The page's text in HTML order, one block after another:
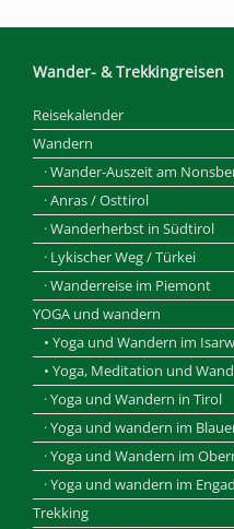
Wander- & Trekkingreisen
Reisekalender
Wandern
· Wander-Auszeit am
· Anras / Osttirol
· Wanderherbst in Südtirol
· Lykischer Weg / Türkei
· Wanderreise im Piemont
YOGA und wandern
• Yoga und Wandern im
• Yoga, Meditation und
· Yoga und Wandern in Tirol
· Yoga und wandern im
· Yoga und Wandern im
· Yoga und wandern im
Trekking